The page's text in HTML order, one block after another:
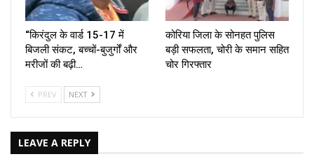
“किरंदुल के वार्ड 15-17 में
बिजली संकट, बच्चों-बुजुर्गों और
मरीजों की बढ़ी…
कोरिया जिला के सोनहत पुलिस
बड़ी सफलता, चोरी के समान सहित
चोर गिरफ्तार
PREV NEXT
LEAVE A REPLY